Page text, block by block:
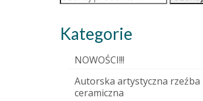
Kategorie
NOWOŚCI!!!
Autorska artystyczna rzeźba
ceramiczna